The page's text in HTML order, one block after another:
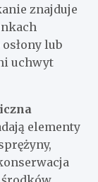
znajduje
lub
uchwyt
elementy